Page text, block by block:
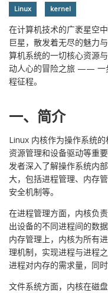
Linux kernel
在计算机技术的广袤星空
巨星，散发着无尽的魅力
算机系统的一切核心资源
动人心的冒险之旅 —— 一
程征程。
一、简介
Linux 内核作为操作系统
资源管理和设备驱动等重
发者深入了解操作系统内
大，包括进程管理、内存
安全机制等。
在进程管理方面，内核负
出设备的不同进程间的数
内存管理上，内核为所有
理机制，实现进程与进程
进程对内存的需求量，同
文件系统方面，内核在磁